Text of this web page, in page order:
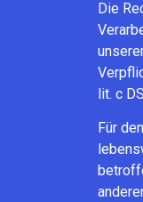
Die
lit. c
Für